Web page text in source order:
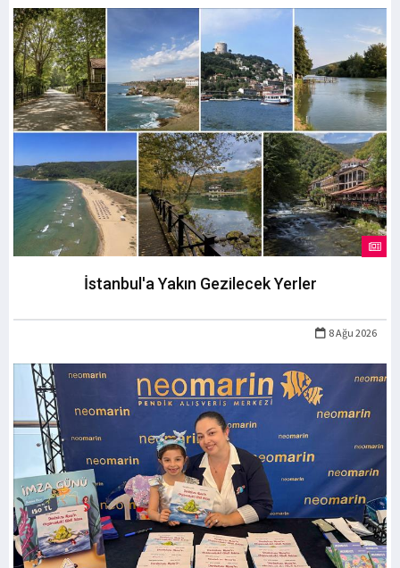
İstanbul'a Yakın Gezilecek Yerler
8 Ağu 2026